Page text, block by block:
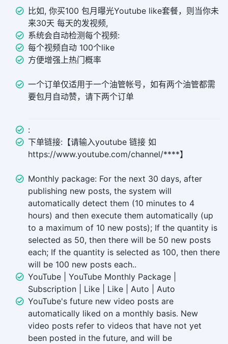
比如, 你买100 包月曝光Youtube like套餐，则当你未
来30天 每天的发视频,
系统会自动检测每个视频:
每个视频自动 100个like
方便增强上热门概率
一个订单仅适用于一个油管帐号，如有两个油管都需
要包月自动赞，请下两个订单
:
下单链接:【请输入youtube 链接 如
https://www.youtube.com/channel/****】
Monthly package: For the next 30 days, after
publishing new posts, the system will
automatically detect them (10 minutes to 4
hours) and then execute them automatically (up
to a maximum of 10 new posts); If the quantity is
selected as 50, then there will be 50 new posts
each; If the quantity is selected as 100, then there
will be 100 new posts each..
YouTube | YouTube Monthly Package |
Subscription | Like | Like | Auto | Auto
YouTube's future new video posts are
automatically liked on a monthly basis. New
video posts refer to videos that have not yet
been posted in the future, and will be